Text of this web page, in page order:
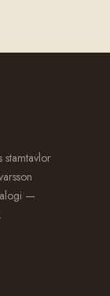
stamtavlor
—